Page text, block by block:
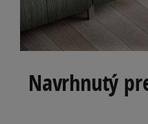
Navrhnutý